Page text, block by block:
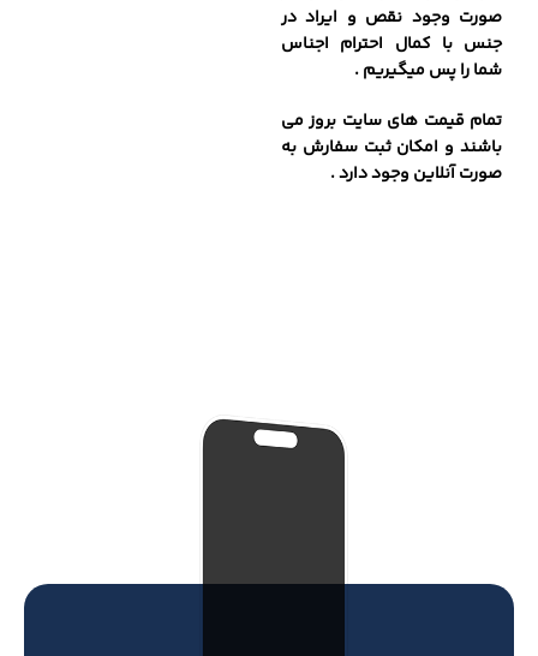
صورت وجود نقص و ایراد در
جنس با کمال احترام اجناس
شما را پس میگیریم .
تمام قیمت های سایت بروز می
باشند و امکان ثبت سفارش به
صورت آنلاین وجود دارد .